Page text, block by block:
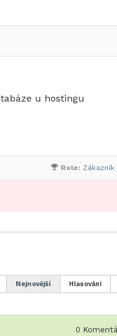
u hostingu
Role: Zákazník
Hlasování
Nejnovější
0